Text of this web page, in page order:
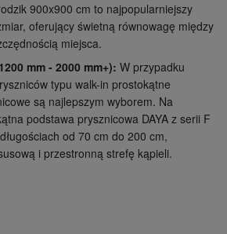
900x900 cm to najpopularniejszy
oferujący świetną równowagę między
miejsca.
mm - 2000 mm+): W przypadku
typu walk-in prostokątne
są najlepszym wyborem. Na
podstawa prysznicowa DAYA z serii F
od 70 cm do 200 cm,
i przestronną strefę kąpieli.